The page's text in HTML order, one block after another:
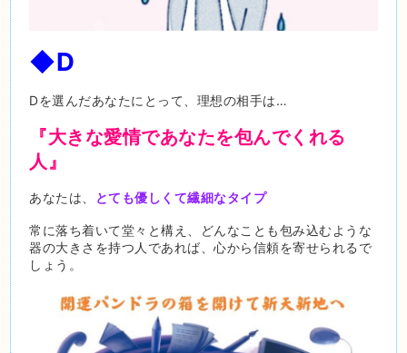
◆D
Dを選んだあなたにとって、理想の相手は…
『大きな愛情であなたを包んでくれる
人』
あなたは、 とても優しくて繊細なタイプ
常に落ち着いて堂々と構え、どんなことも包み込むような
器の大きさを持つ人であれば、心から信頼を寄せられるで
しょう。